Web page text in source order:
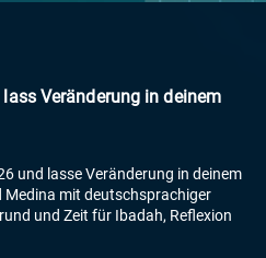
Veränderung in deinem
und lasse Veränderung in deinem
Medina mit deutschsprachiger
und Zeit für Ibadah, Reflexion